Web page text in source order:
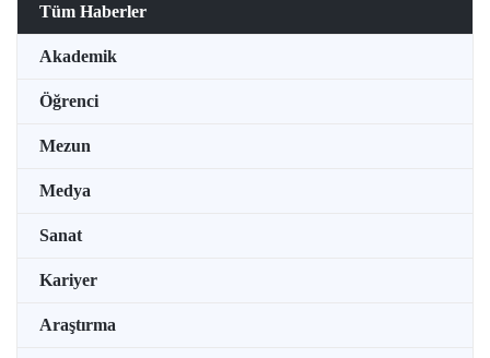
Tüm Haberler
Akademik
Öğrenci
Mezun
Medya
Sanat
Kariyer
Araştırma